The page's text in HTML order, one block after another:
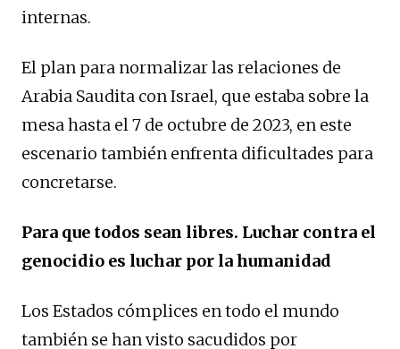
internas.
El plan para normalizar las relaciones de
Arabia Saudita con Israel, que estaba sobre la
mesa hasta el 7 de octubre de 2023, en este
escenario también enfrenta dificultades para
concretarse.
Para que todos sean libres. Luchar contra el
genocidio es luchar por la humanidad
Los Estados cómplices en todo el mundo
también se han visto sacudidos por